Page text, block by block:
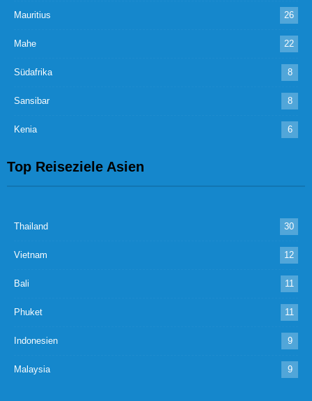
Mauritius 26
Mahe 22
Südafrika 8
Sansibar 8
Kenia 6
Top Reiseziele Asien
Thailand 30
Vietnam 12
Bali 11
Phuket 11
Indonesien 9
Malaysia 9